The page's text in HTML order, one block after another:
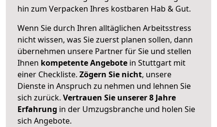
hin zum Verpacken Ihres kostbaren Hab & Gut.
Wenn Sie durch Ihren alltäglichen Arbeitsstress
nicht wissen, was Sie zuerst planen sollen, dann
übernehmen unsere Partner für Sie und stellen
Ihnen kompetente Angebote in Stuttgart mit
einer Checkliste. Zögern Sie nicht, unsere
Dienste in Anspruch zu nehmen und lehnen Sie
sich zurück. Vertrauen Sie unserer 8 Jahre
Erfahrung in der Umzugsbranche und holen Sie
sich Angebote.